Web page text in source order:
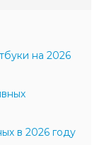
на 2026
в 2026 году